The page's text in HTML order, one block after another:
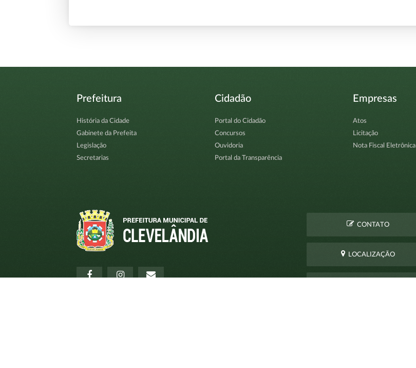
Prefeitura
História da Cidade
Gabinete da Prefeita
Legislação
Secretarias
Cidadão
Portal do Cidadão
Concursos
Ouvidoria
Portal da Transparência
Empresas
Atos
Licitação
Nota Fiscal Eletrônica
CONTATO
LOCALIZAÇÃO